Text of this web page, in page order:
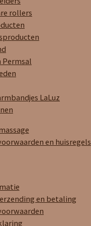
rollers
Permsal
LaLuz
en huisregels
en betaling